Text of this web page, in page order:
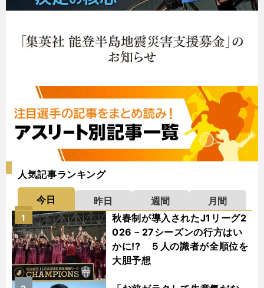
人気記事ランキング
今日 昨日 週間
月間
秋春制が導入されたJ1リーグ2
026－27シーズンの行方はい
かに!? ５人の識者が全順位を
大胆予想
1